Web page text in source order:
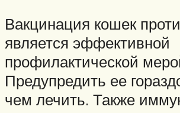
Вакцинация кошек
является эффективной
профилактической
Предупредить ее
чем лечить. Также